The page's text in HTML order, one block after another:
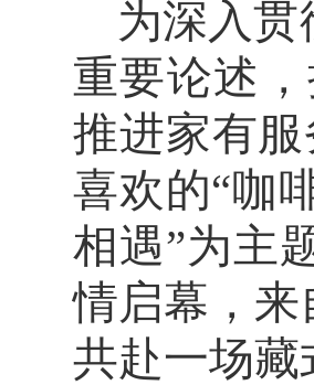
为深入
重要论述
推进家有
喜欢的“咖
相遇”为主
情启幕，来
共赴一场